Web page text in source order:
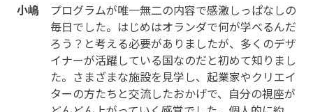
小嶋 プログラムが唯一無二の内容で感激しっぱなしの
毎日でした。はじめはオランダで何が学べるんだ
ろう？と考える必要がありましたが、多くのデザ
イナーが活躍している国なのだと初めて知りまし
た。さまざまな施設を見学し、起業家やクリエイ
ターの方たちと交流したおかげで、自分の視座が